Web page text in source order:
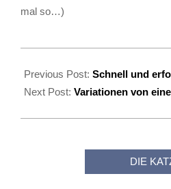
mal so…)
04-
13
Previous Post: Schnell und
Next Post: Variationen von
DIE